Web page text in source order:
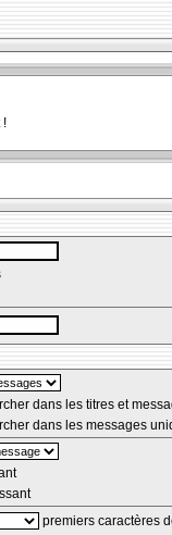
!
dans les titres et
dans les messages
premiers caractères